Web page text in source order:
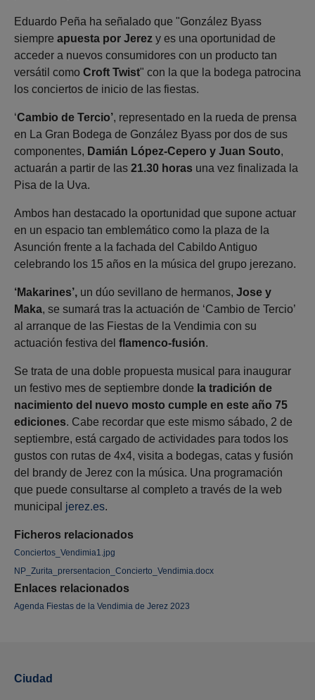
Ficheros relacionados
Conciertos_Vendimia1.jpg
NP_Zurita_prersentacion_Concierto_Vendimia.docx
Enlaces relacionados
Agenda Fiestas de la Vendimia de Jerez 2023
Eduardo Peña ha señalado que "González Byass
siempre apuesta por Jerez y es una oportunidad de
acceder a nuevos consumidores con un producto tan
versátil como Croft Twist" con la que la bodega patrocina
los conciertos de inicio de las fiestas.
‘Cambio de Tercio’, representado en la rueda de prensa
en La Gran Bodega de González Byass por dos de sus
componentes, Damián López-Cepero y Juan Souto,
actuarán a partir de las 21.30 horas una vez finalizada la
Pisa de la Uva.
Ambos han destacado la oportunidad que supone actuar
en un espacio tan emblemático como la plaza de la
Asunción frente a la fachada del Cabildo Antiguo
celebrando los 15 años en la música del grupo jerezano.
‘Makarines’, un dúo sevillano de hermanos, Jose y
Maka, se sumará tras la actuación de ‘Cambio de Tercio’
al arranque de las Fiestas de la Vendimia con su
actuación festiva del flamenco-fusión.
Se trata de una doble propuesta musical para inaugurar
un festivo mes de septiembre donde la tradición de
nacimiento del nuevo mosto cumple en este año 75
ediciones. Cabe recordar que este mismo sábado, 2 de
septiembre, está cargado de actividades para todos los
gustos con rutas de 4x4, visita a bodegas, catas y fusión
del brandy de Jerez con la música. Una programación
que puede consultarse al completo a través de la web
municipal jerez.es.
Ciudad